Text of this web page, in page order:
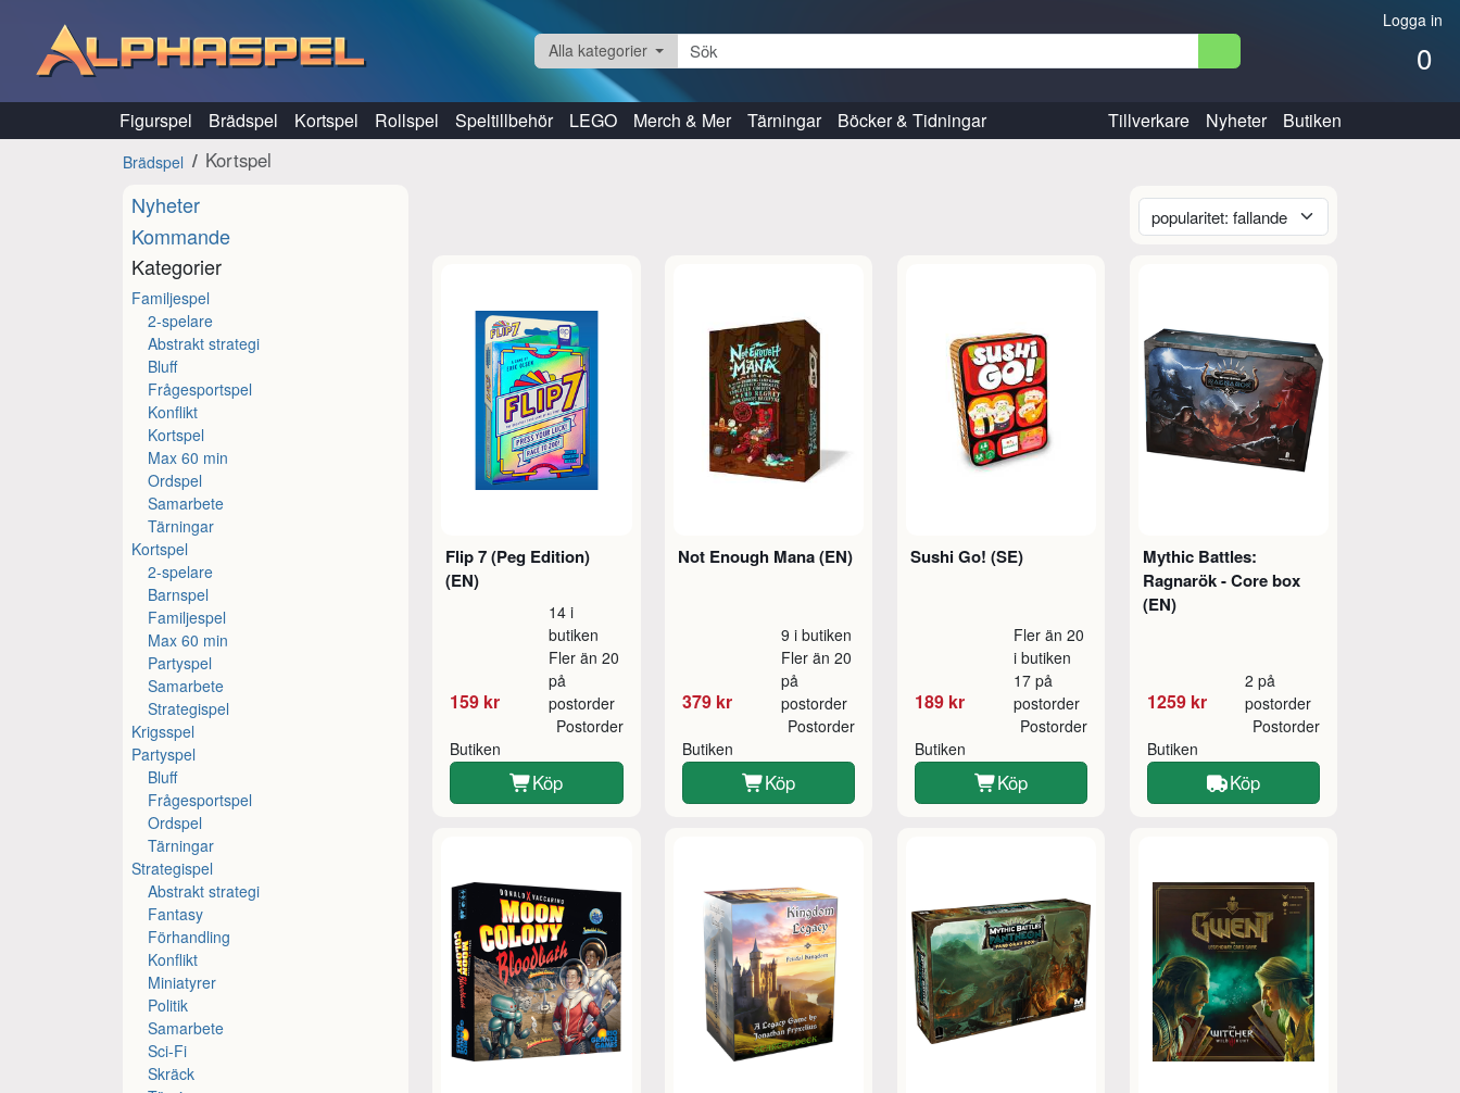
Logga in
0
Alla kategorier
Figurspel Brädspel Kortspel Rollspel Speltillbehör LEGO Merch & Mer Tärningar Böcker & Tidningar Tillverkare Nyheter Butiken
Brädspel Kortspel
Nyheter
Kommande
Kategorier
Familjespel
2-spelare
Abstrakt strategi
Bluff
Frågesportspel
Konflikt
Kortspel
Max 60 min
Ordspel
Samarbete
Tärningar
Kortspel
2-spelare
Barnspel
Familjespel
Max 60 min
Partyspel
Samarbete
Strategispel
Krigsspel
Partyspel
Bluff
Frågesportspel
Ordspel
Tärningar
Strategispel
Abstrakt strategi
Fantasy
Förhandling
Konflikt
Miniatyrer
Politik
Samarbete
Sci-Fi
Skräck
Flip 7 (Peg Edition)
(EN)
159 kr
14 i
butiken
Fler än 20
på
postorder
Butiken
Postorder
Köp
Not Enough Mana (EN)
379 kr
9 i butiken
Fler än 20
på
postorder
Butiken
Postorder
Köp
Sushi Go! (SE)
189 kr
Fler än 20
i butiken
17 på
postorder
Butiken
Postorder
Köp
Mythic Battles:
Ragnarök - Core box
(EN)
1259 kr
2 på
postorder
Butiken
Postorder
Köp